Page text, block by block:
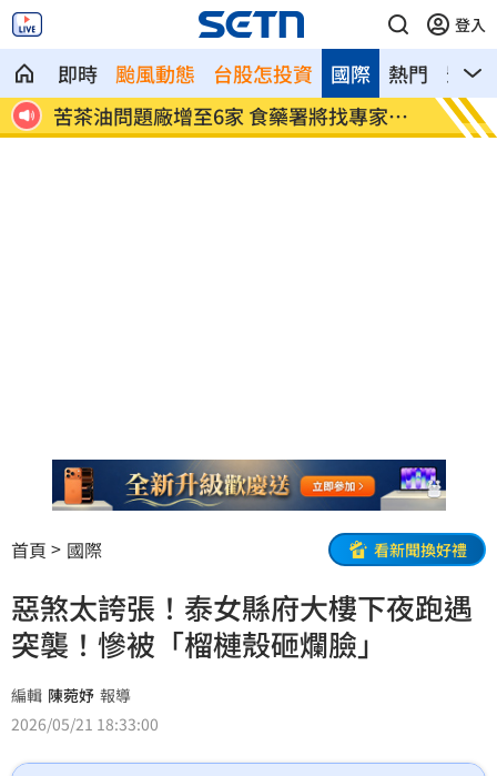
登入
即時 颱風動態 台股怎投資 熱門 影音
國際
苦茶油問題廠增至6家 食藥署將找專家輔
導
吳建
光
首頁 國際 看新聞換好禮
惡煞太誇張！泰女縣府大樓下夜跑遇
突襲！慘被「榴槤殼砸爛臉」
編輯 陳菀妤 報導
2026/05/21 18:33:00